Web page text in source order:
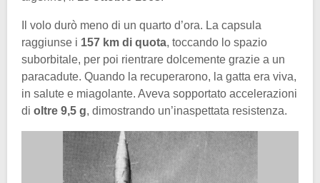
Il volo durò meno di un quarto d’ora. La capsula
raggiunse i 157 km di quota, toccando lo spazio
suborbitale, per poi rientrare dolcemente grazie a un
paracadute. Quando la recuperarono, la gatta era viva,
in salute e miagolante. Aveva sopportato accelerazioni
di oltre 9,5 g, dimostrando un’inaspettata resistenza.